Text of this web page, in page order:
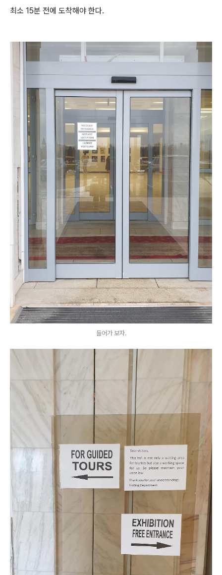
최소 15분 전에 도착해야 한다.
들어가 보자.